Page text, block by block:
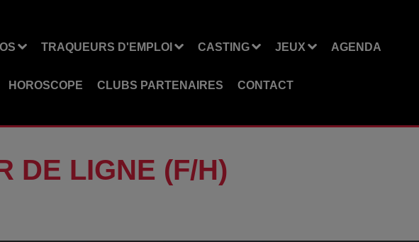
TRAQUEURS D'EMPLOI CASTING JEUX AGENDA
HOROSCOPE CLUBS PARTENAIRES CONTACT
DE LIGNE (F/H)